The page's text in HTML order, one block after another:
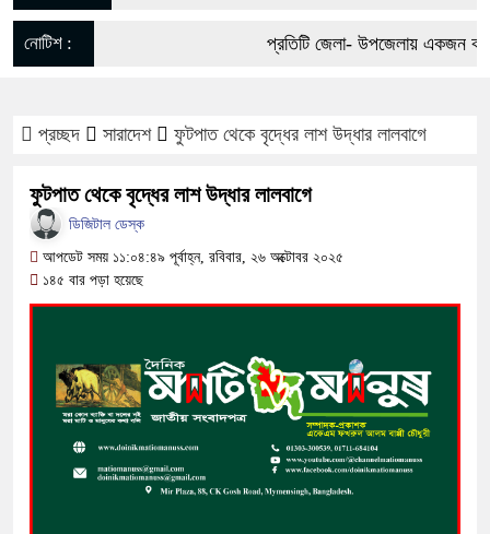
আওয়ামী লীগের নিষেধাজ্ঞা প্রত্যাহারের
পাকা সেতুর অভাবে ৫০ হাজার মানুষের
অতিবৃষ্টিতে পূর্বধলায় জনজীবন স্থবির, চরম
কালীগঞ্জে মাদকসেবীকে কারাদণ্ড ও
আওয়ামী লীগ আমলে এক তৃতীয়াংশ অর্থ
বিপাকে জানিয়েছে গভর্নর
সরকারকে ব্যর্থ করতে দেশের বিরুদ্ধে
দেশের বাজারে ফের বড় ধাক্কা: এক লাফে
নোটিশ : প্রতিটি জেলা- উপজেলায় একজন
017-11684104, 013-
প্রচ্ছদ সারাদেশ ফুটপাত থেকে বৃদ্ধের লাশ উদ্ধার লালবাগে
ফুটপাত থেকে বৃদ্ধের লাশ উদ্ধার লালবাগে
ডিজিটাল ডেস্ক
আপডেট সময় ১১:০৪:৪৯ পূর্বাহ্ন, রবিবার, ২৬ অক্টোবর ২০২৫
১৪৫ বার পড়া হয়েছে